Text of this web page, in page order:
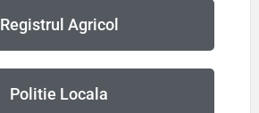
Registrul Agricol
Politie Locala